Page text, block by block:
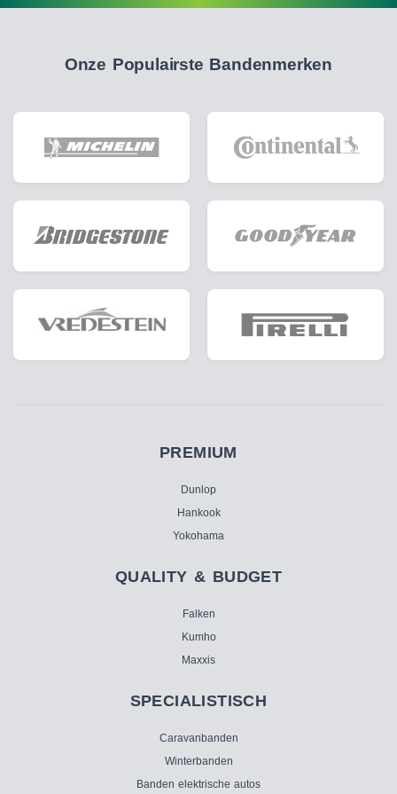
Onze Populairste Bandenmerken
PREMIUM
Dunlop
Hankook
Yokohama
QUALITY & BUDGET
Falken
Kumho
Maxxis
SPECIALISTISCH
Caravanbanden
Winterbanden
Banden elektrische autos